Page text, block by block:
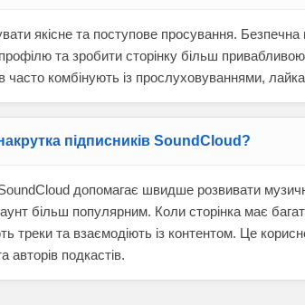
якісне та поступове просування. Безпечна
та зробити сторінку більш
часто комбінують із прослуховуваннями,
підписників SoundCloud?
SoundCloud допомагає швидше розвивати
більш популярним. Коли сторінка має
треки та взаємодіють із контентом. Це
авторів подкастів.